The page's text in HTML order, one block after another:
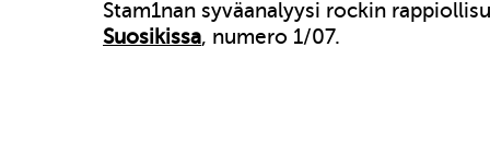
Stam1nan syväanalyysi rockin
Suosikissa, numero 1/07.